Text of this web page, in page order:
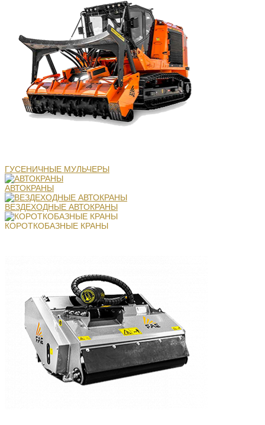
ГУСЕНИЧНЫЕ МУЛЬЧЕРЫ
АВТОКРАНЫ
ВЕЗДЕХОДНЫЕ АВТОКРАНЫ
КОРОТКОБАЗНЫЕ КРАНЫ